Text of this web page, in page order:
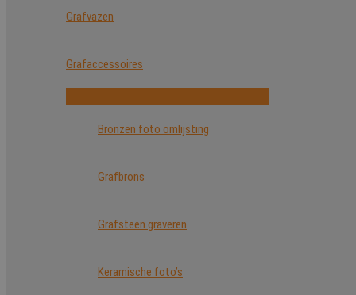
Grafvazen
Grafaccessoires
Bronzen foto omlijsting
Grafbrons
Grafsteen graveren
Keramische foto’s